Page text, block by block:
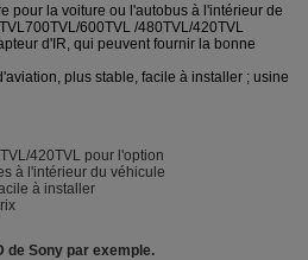
pour la voiture ou l'autobus à l'intérieur de
600TVL /480TVL/420TVL
d'IR, qui peuvent fournir la bonne
plus stable, facile à installer ; usine
420TVL pour l'option
à l'intérieur du véhicule
à installer
de Sony par exemple.